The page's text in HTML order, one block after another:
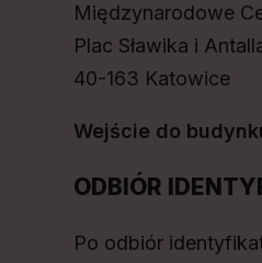
Międzynarodowe
Plac Sławika i
40-163 Katowice
Wejście do
ODBIÓR
Po odbiór